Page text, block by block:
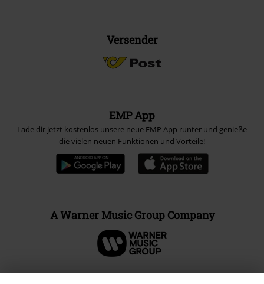
Versender
EMP App
Lade dir jetzt kostenlos unsere neue EMP App runter und genieße
die vielen neuen Funktionen und Vorteile!
A Warner Music Group Company